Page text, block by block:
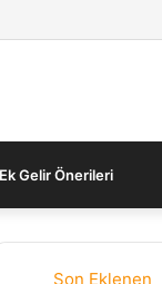
Ek Gelir Önerileri
Son Eklenen